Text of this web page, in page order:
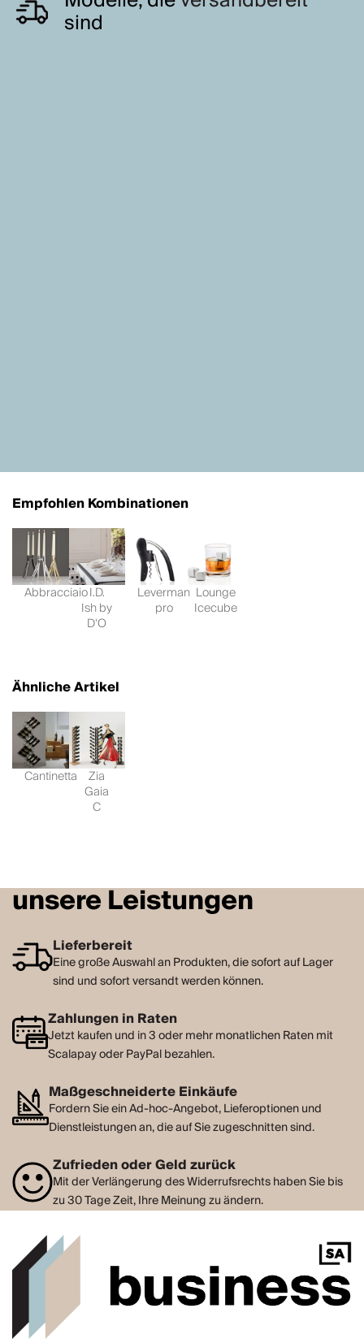
sind
Empfohlen Kombinationen
AbbracciaioI.D.
Ish by
D'O
Leverman
pro
Lounge
Icecube
Ähnliche Artikel
Cantinetta Zia
Gaia
C
unsere Leistungen
Lieferbereit
Eine große Auswahl an Produkten, die sofort auf Lager
sind und sofort versandt werden können.
Zahlungen in Raten
Jetzt kaufen und in 3 oder mehr monatlichen Raten mit
Scalapay oder PayPal bezahlen.
Maßgeschneiderte Einkäufe
Fordern Sie ein Ad-hoc-Angebot, Lieferoptionen und
Dienstleistungen an, die auf Sie zugeschnitten sind.
Zufrieden oder Geld zurück
Mit der Verlängerung des Widerrufsrechts haben Sie bis
zu 30 Tage Zeit, Ihre Meinung zu ändern.